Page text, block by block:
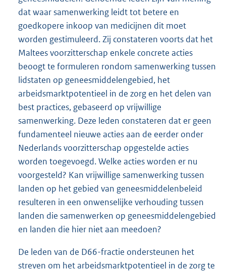
dat waar samenwerking leidt tot betere en
goedkopere inkoop van medicijnen dit moet
worden gestimuleerd. Zij constateren voorts dat het
Maltees voorzitterschap enkele concrete acties
beoogt te formuleren rondom samenwerking tussen
lidstaten op geneesmiddelengebied, het
arbeidsmarktpotentieel in de zorg en het delen van
best practices, gebaseerd op vrijwillige
samenwerking. Deze leden constateren dat er geen
fundamenteel nieuwe acties aan de eerder onder
Nederlands voorzitterschap opgestelde acties
worden toegevoegd. Welke acties worden er nu
voorgesteld? Kan vrijwillige samenwerking tussen
landen op het gebied van geneesmiddelenbeleid
resulteren in een onwenselijke verhouding tussen
landen die samenwerken op geneesmiddelengebied
en landen die hier niet aan meedoen?
De leden van de D66-fractie ondersteunen het
streven om het arbeidsmarktpotentieel in de zorg te